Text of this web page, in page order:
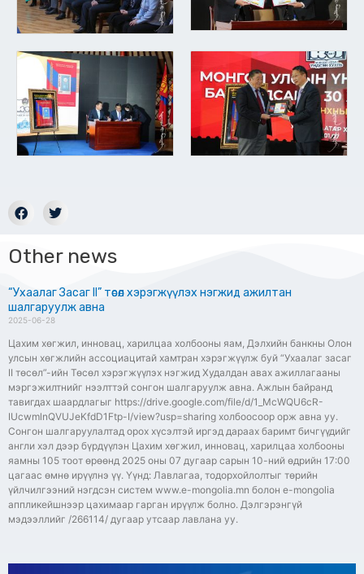
Other news
“Ухаалаг Засаг II” төсөл хэрэгжүүлэх нэгжид ажилтан
шалгаруулж авна
2025-06-28
Цахим хөгжил, инновац, харилцаа холбооны яам, Дэлхийн банкны Олон
улсын хөгжлийн ассоциацитай хамтран хэрэгжүүлж буй “Ухаалаг засаг
II төсөл”-ийн Төсөл хэрэгжүүлэх нэгжид Худалдан авах ажиллагааны
мэргэжилтнийг нээлттэй сонгон шалгаруулж авна. Ажлын байранд
тавигдах шаардлагыг https://drive.google.com/file/d/1_McWQU6cR-
IUcwmlnQVUJeKfdD1Ftp-I/view?usp=sharing холбоосоор орж авна уу.
Сонгон шалгаруулалтад орох хүсэлтэй иргэд дараах баримт бичгүүдийг
англи хэл дээр бүрдүүлэн Цахим хөгжил, инновац, харилцаа холбооны
яамны 105 тоот өрөөнд 2025 оны 07 дугаар сарын 10-ний өдрийн 17:00
цагаас өмнө ирүүлнэ үү. Үүнд: Лавлагаа, тодорхойлолтыг төрийн
үйлчилгээний нэгдсэн систем www.e-mongolia.mn болон e-mongolia
аппликейшнээр цахимаар гарган ирүүлж болно. Дэлгэрэнгүй
мэдээллийг /266114/ дугаар утсаар лавлана уу.